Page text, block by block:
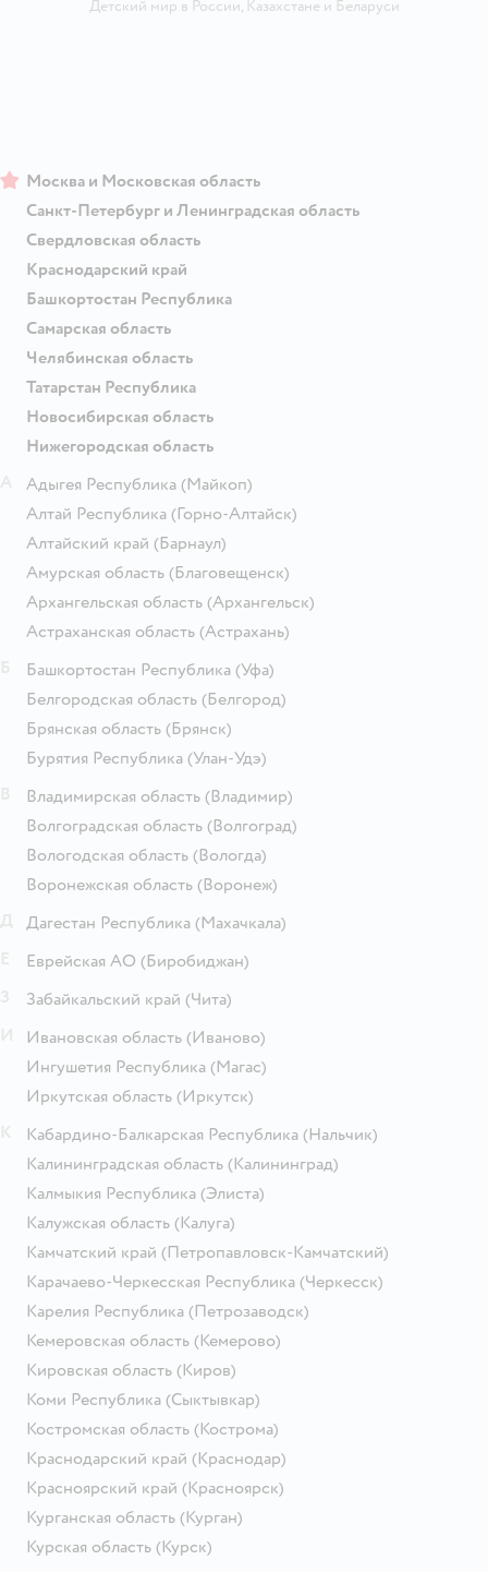
Детский мир в России, Казахстанеи Беларуси
Москва и Московская область
Санкт-Петербург и Ленинградская область
Свердловская область
Краснодарский край
Башкортостан Республика
Самарская область
Челябинская область
Татарстан Республика
Новосибирская область
Нижегородская область
Адыгея Республика (Майкоп)
Алтай Республика (Горно-Алтайск)
Алтайский край (Барнаул)
Амурская область (Благовещенск)
Архангельская область (Архангельск)
Астраханская область (Астрахань)
Башкортостан Республика (Уфа)
Белгородская область (Белгород)
Брянская область (Брянск)
Бурятия Республика (Улан-Удэ)
Владимирская область (Владимир)
Волгоградская область (Волгоград)
Вологодская область (Вологда)
Воронежская область (Воронеж)
Дагестан Республика (Махачкала)
Еврейская АО (Биробиджан)
Забайкальский край (Чита)
Ивановская область (Иваново)
Ингушетия Республика (Магас)
Иркутская область (Иркутск)
Кабардино-Балкарская Республика (Нальчик)
Калининградская область (Калининград)
Калмыкия Республика (Элиста)
Калужская область (Калуга)
Камчатский край (Петропавловск-Камчатский)
Карачаево-Черкесская Республика (Черкесск)
Карелия Республика (Петрозаводск)
Кемеровская область (Кемерово)
Кировская область (Киров)
Коми Республика (Сыктывкар)
Костромская область (Кострома)
Краснодарский край (Краснодар)
Красноярский край (Красноярск)
Курганская область (Курган)
Курская область (Курск)